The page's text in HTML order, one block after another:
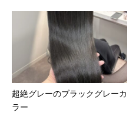
超絶グレーのブラックグレーカ
ラー